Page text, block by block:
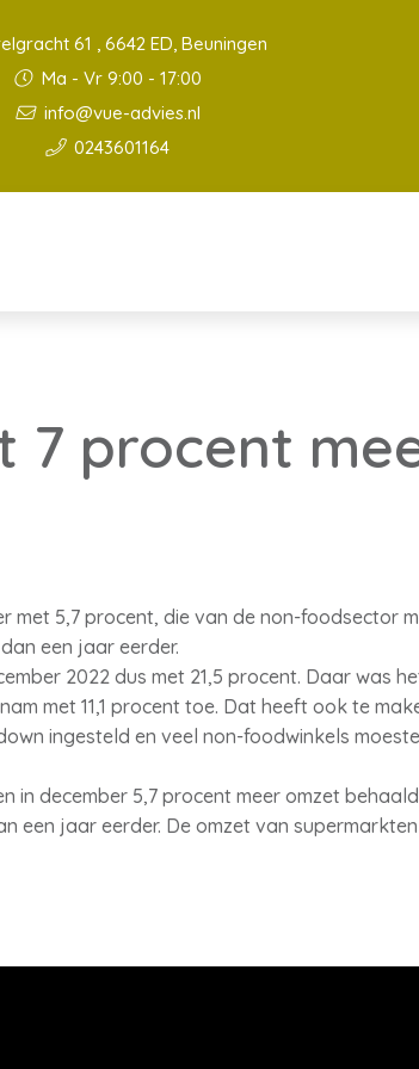
61 , 6642 ED, Beuningen
Ma - Vr 9:00 - 17:00
info@vue-advies.nl
0243601164
7 procent
5,7 procent, die van de non-foodsector
een jaar eerder.
2022 dus met 21,5 procent. Daar was
met 11,1 procent toe. Dat heeft ook te
ingesteld en veel non-foodwinkels
in december 5,7 procent meer omzet
een jaar eerder. De omzet van